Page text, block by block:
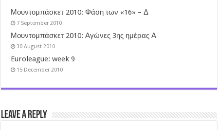
Μουντομπάσκετ 2010: Φάση των «16» – Δ
7 September 2010
Μουντομπάσκετ 2010: Αγώνες 3ης ημέρας Α
30 August 2010
Euroleague: week 9
15 December 2010
Leave a Reply